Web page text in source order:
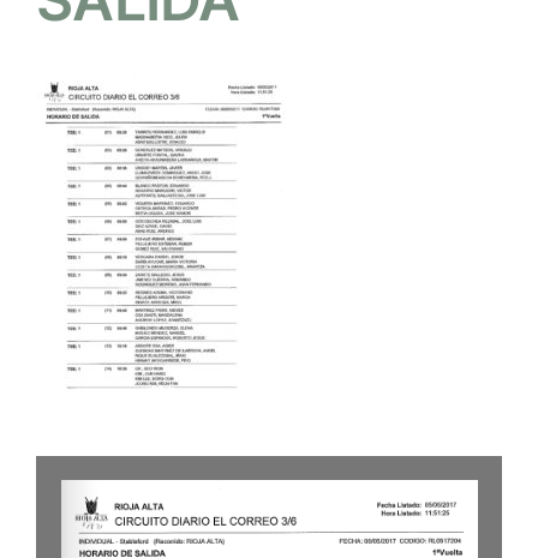
HAZTE SOCIO
OFERTAS
RESERVAR